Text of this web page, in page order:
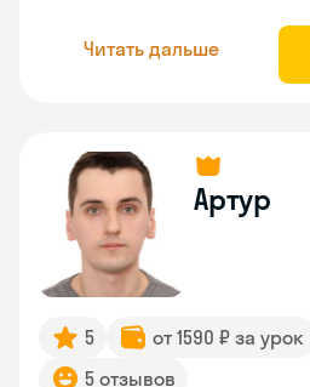
Читать дальше
Артур
5 от 1590 ₽ за урок
5 отзывов